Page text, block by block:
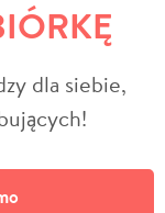
dla siebie,